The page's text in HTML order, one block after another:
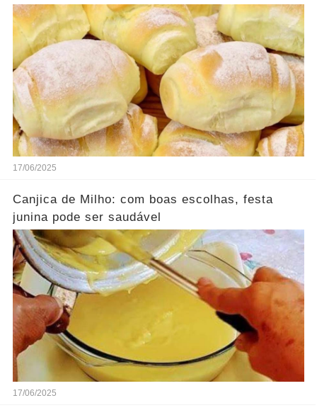
mais
17/06/2025
Canjica de Milho: com boas escolhas, festa
junina pode ser saudável
17/06/2025